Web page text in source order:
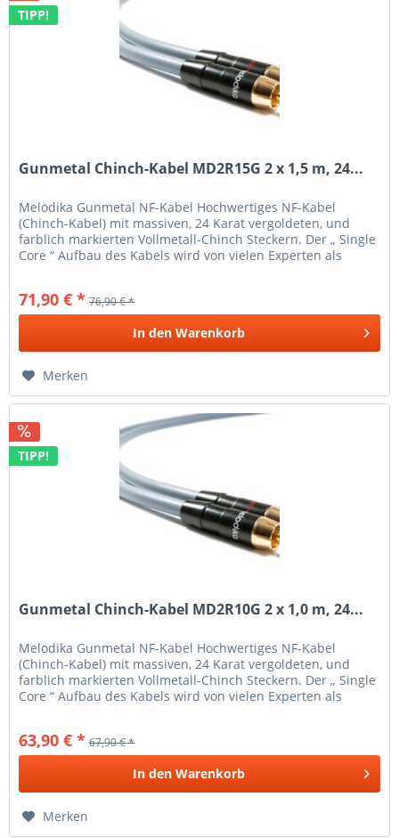
TIPP!
Gunmetal Chinch-Kabel MD2R15G 2 x 1,5 m, 24...
Melodika Gunmetal NF-Kabel Hochwertiges NF-Kabel
(Chinch-Kabel) mit massiven, 24 Karat vergoldeten, und
farblich markierten Vollmetall-Chinch Steckern. Der „ Single
Core “ Aufbau des Kabels wird von vielen Experten als
71,90 € * 76,90 € *
In den Warenkorb
Merken
TIPP!
Gunmetal Chinch-Kabel MD2R10G 2 x 1,0 m, 24...
Melodika Gunmetal NF-Kabel Hochwertiges NF-Kabel
(Chinch-Kabel) mit massiven, 24 Karat vergoldeten, und
farblich markierten Vollmetall-Chinch Steckern. Der „ Single
Core “ Aufbau des Kabels wird von vielen Experten als
63,90 € * 67,90 € *
In den Warenkorb
Merken